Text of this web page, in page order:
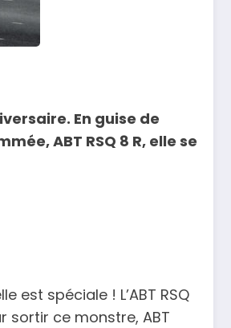
En guise de
ABT RSQ 8 R, elle se
spéciale ! L’ABT RSQ
sortir ce monstre, ABT